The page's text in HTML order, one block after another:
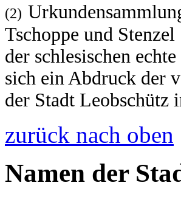
(2)
Tschoppe und
der schlesischen
sich ein Abdruck der
der Stadt Leobschütz
zurück nach oben
Namen der